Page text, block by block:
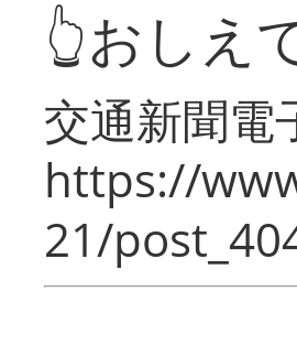
👆おし
交通新聞電
https://
21/